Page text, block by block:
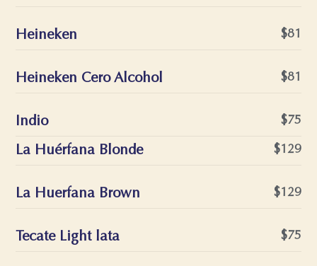
Heineken $81
Heineken Cero Alcohol $81
Indio $75
La Huérfana Blonde $129
La Huerfana Brown $129
Tecate Light lata $75